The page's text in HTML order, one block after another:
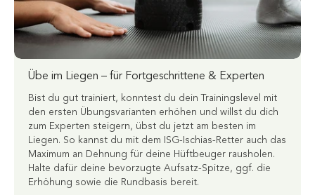
Übe im Liegen – für Fortgeschrittene & Experten
Bist du gut trainiert, konntest du dein Trainingslevel mit
den ersten Übungsvarianten erhöhen und willst du dich
zum Experten steigern, übst du jetzt am besten im
Liegen. So kannst du mit dem ISG-Ischias-Retter auch das
Maximum an Dehnung für deine Hüftbeuger rausholen.
Halte dafür deine bevorzugte Aufsatz-Spitze, ggf. die
Erhöhung sowie die Rundbasis bereit.